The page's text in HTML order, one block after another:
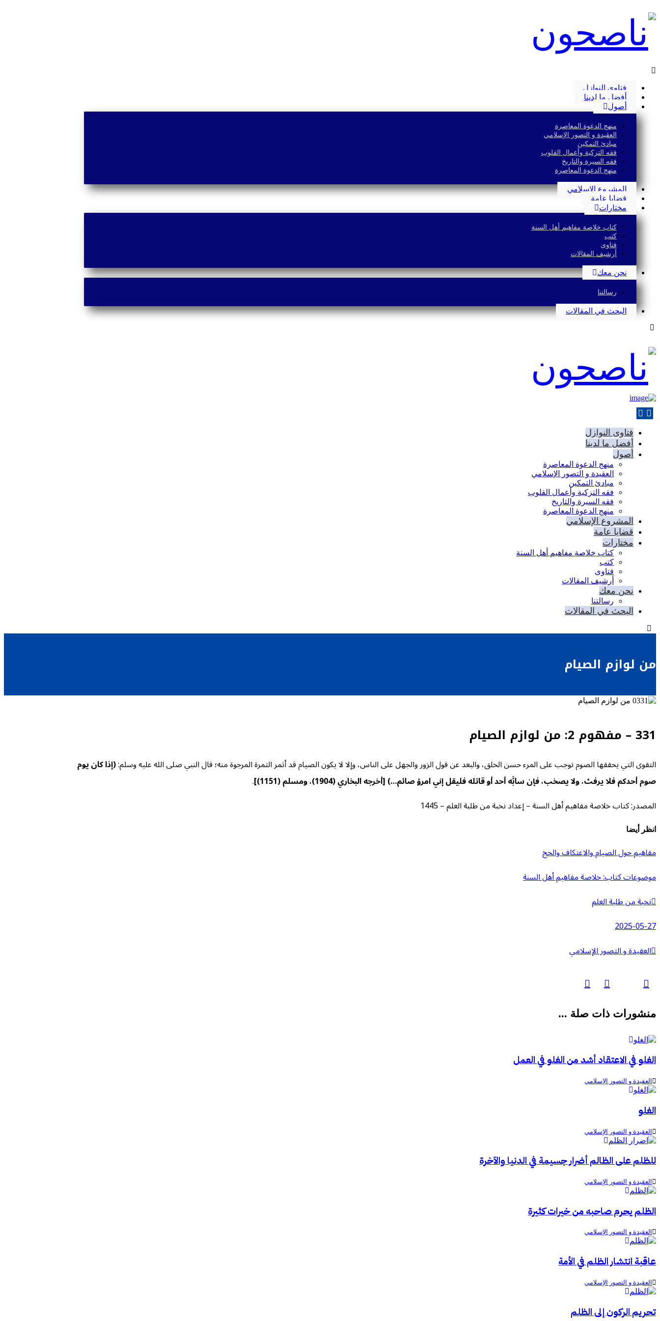
فتاوى النوازل
أفضل ما لدينا
أصول
منهج الدعوة المعاصرة
العقيدة و التصور الإسلامي
مبادئ التمكين
فقه التزكية وأعمال القلوب
فقه السيرة والتاريخ
منهج الدعوة المعاصرة
المشروع الإسلامي
قضايا عامة
مختارات
كتاب خلاصة مفاهيم أهل السنة
كتب
فتاوى
أرشيف المقالات
نحن معك
رسالتنا
البحث في المقالات
فتاوى النوازل
أفضل ما لدينا
أصول
منهج الدعوة المعاصرة
العقيدة و التصور الإسلامي
مبادئ التمكين
فقه التزكية وأعمال القلوب
فقه السيرة والتاريخ
منهج الدعوة المعاصرة
المشروع الإسلامي
قضايا عامة
مختارات
كتاب خلاصة مفاهيم أهل السنة
كتب
فتاوى
أرشيف المقالات
نحن معك
رسالتنا
البحث في المقالات
من لوازم الصيام
331 – مفهوم 2: من لوازم الصيام
التقوى التي يحققها الصوم توجب على المرء حسن الخلق، والبعد عن قول الزور والجهل على الناس، وإلا لا يكون الصيام قد أثمر الثمرة المرجوة منه؛ قال النبي صلى الله عليه وسلم:(إذا كان يوم
صوم أحدكم فلا يرفث، ولا يصخب، فإن سابَّه أحد أو قاتله فليقل إني امرؤ صائم…)[أخرجه البخاري (1904)، ومسلم (1151)]
.
المصدر: كتاب خلاصة مفاهيم أهل السنة – إعداد نخبة من طلبة العلم – 1445
انظر أيضا
مفاهيم حول الصيام والاعتكاف والحج
موضوعات كتاب: خلاصة مفاهيم أهل السنة
نخبة من طلبة العلم
2025-05-27
العقيدة و التصور الإسلامي
منشورات ذات صلة ...
الغلو في الاعتقاد أشد من الغلو في العمل
العقيدة و التصور الإسلامي
الغلو
العقيدة و التصور الإسلامي
للظلم على الظالم أضرار جسيمة في الدنيا والآخرة
العقيدة و التصور الإسلامي
الظلم يحرم صاحبه من خيرات كثيرة
العقيدة و التصور الإسلامي
عاقبة انتشار الظلم في الأمة
العقيدة و التصور الإسلامي
تحريم الركون إلى الظلم